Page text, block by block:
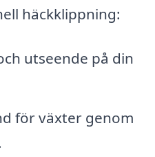
häckklippning:
utseende på din
för växter genom